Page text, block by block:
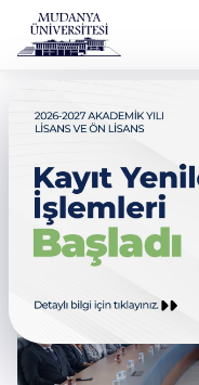
Faik Çelik